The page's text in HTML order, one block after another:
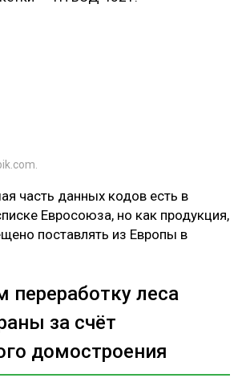
часть данных кодов есть в
Евросоюза, но как продукция,
поставлять из Европы в
переработку леса
за счёт
домостроения